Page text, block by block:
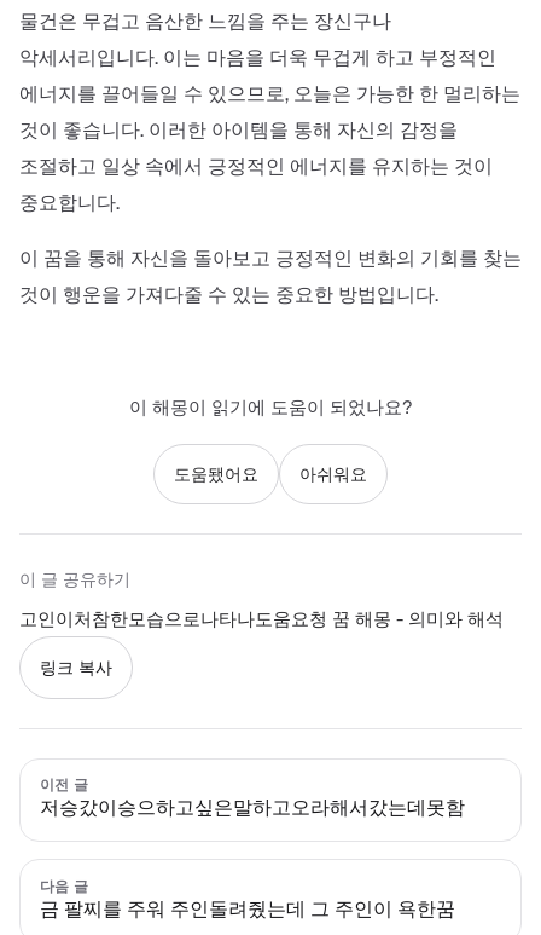
물건은 무겁고 음산한 느낌을 주는 장신구나
악세서리입니다. 이는 마음을 더욱 무겁게 하고 부정적인
에너지를 끌어들일 수 있으므로, 오늘은 가능한 한 멀리하는
것이 좋습니다. 이러한 아이템을 통해 자신의 감정을
조절하고 일상 속에서 긍정적인 에너지를 유지하는 것이
중요합니다.
이 꿈을 통해 자신을 돌아보고 긍정적인 변화의 기회를 찾는
것이 행운을 가져다줄 수 있는 중요한 방법입니다.
이 해몽이 읽기에 도움이 되었나요?
도움됐어요 아쉬워요
이 글 공유하기
고인이처참한모습으로나타나도움요청 꿈 해몽 - 의미와 해석
링크 복사
이전 글
저승갔이승으하고싶은말하고오라해서갔는데못함
다음 글
금 팔찌를 주워 주인돌려줬는데 그 주인이 욕한꿈